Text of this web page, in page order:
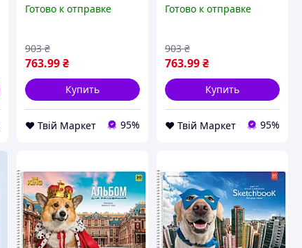
овечка Я не показываю
Кавун 48 D8-2026
Готово к отправке
763.99 ₴
903 ₴
Купить
❤️ Твій Маркет 95%
маске Без паники» А3
Готово к отправке
763.99₴
903 ₴
Купить
❤️ Твій Маркет 95%